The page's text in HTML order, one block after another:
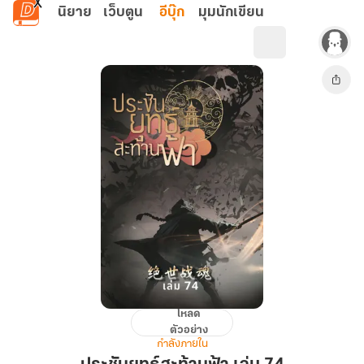
ข้ามไปยังเนื้อหาหลัก
นิยาย เว็บตูน อีบุ๊ก มุมนักเขียน
ประชัน
สะท้าน
โหลด
ตัวอย่าง
กำลังภายใน